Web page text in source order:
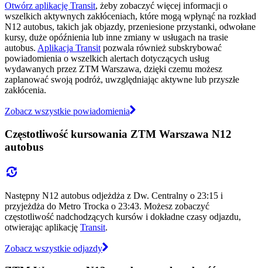
Otwórz aplikację Transit, żeby zobaczyć więcej informacji o
wszelkich aktywnych zakłóceniach, które mogą wpłynąć na rozkład
N12 autobus, takich jak objazdy, przeniesione przystanki, odwołane
kursy, duże opóźnienia lub inne zmiany w usługach na trasie
autobus. Aplikacja Transit pozwala również subskrybować
powiadomienia o wszelkich alertach dotyczących usług
wydawanych przez ZTM Warszawa, dzięki czemu możesz
zaplanować swoją podróż, uwzględniając aktywne lub przyszłe
zakłócenia.
Zobacz wszystkie powiadomienia
Częstotliwość kursowania ZTM Warszawa N12
autobus
Następny N12 autobus odjeżdża z Dw. Centralny o 23:15 i
przyjeżdża do Metro Trocka o 23:43. Możesz zobaczyć
częstotliwość nadchodzących kursów i dokładne czasy odjazdu,
otwierając aplikację Transit.
Zobacz wszystkie odjazdy